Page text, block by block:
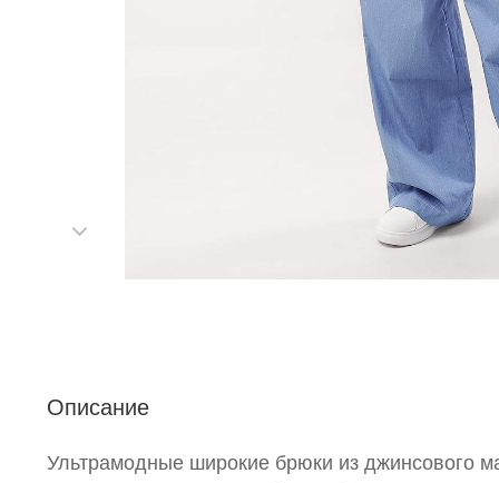
Описание
Ультрамодные широкие брюки из джинсового